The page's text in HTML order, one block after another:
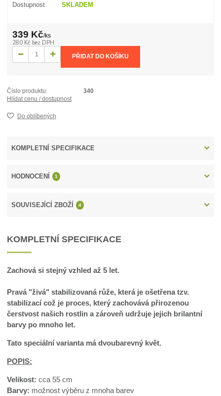
Dostupnost SKLADEM
339 Kč/ks
280 Kč bez DPH
PŘIDAT DO KOŠÍKU
Číslo produktu:
340
Hlídat cenu / dostupnost
Do oblíbených
KOMPLETNÍ SPECIFIKACE
HODNOCENÍ 1
SOUVISEJÍCÍ ZBOŽÍ 4
KOMPLETNÍ SPECIFIKACE
Zachová si stejný vzhled až 5 let.
Pravá "živá" stabilizovaná růže, která je ošetřena tzv.
stabilizací což je proces, který zachovává přirozenou
čerstvost našich rostlin a zároveň udržuje jejich brilantní
barvy po mnoho let.
Tato speciální varianta má dvoubarevný květ.
POPIS:
Velikost:cca 55 cm
Barvy: možnost výběru z mnoha barev